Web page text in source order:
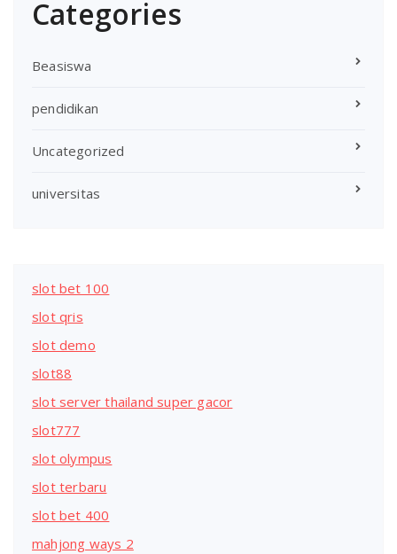
Categories
Beasiswa
pendidikan
Uncategorized
universitas
slot bet 100
slot qris
slot demo
slot88
slot server thailand super gacor
slot777
slot olympus
slot terbaru
slot bet 400
mahjong ways 2